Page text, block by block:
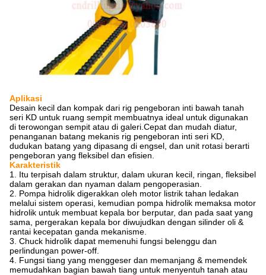
Aplikasi
Desain kecil dan kompak dari rig pengeboran inti bawah tanah
seri KD untuk ruang sempit membuatnya ideal untuk digunakan
di terowongan sempit atau di galeri.Cepat dan mudah diatur,
penanganan batang mekanis rig pengeboran inti seri KD,
dudukan batang yang dipasang di engsel, dan unit rotasi berarti
pengeboran yang fleksibel dan efisien.
Karakteristik
1. Itu terpisah dalam struktur, dalam ukuran kecil, ringan, fleksibel
dalam gerakan dan nyaman dalam pengoperasian.
2. Pompa hidrolik digerakkan oleh motor listrik tahan ledakan
melalui sistem operasi, kemudian pompa hidrolik memaksa motor
hidrolik untuk membuat kepala bor berputar, dan pada saat yang
sama, pergerakan kepala bor diwujudkan dengan silinder oli &
rantai kecepatan ganda mekanisme.
3. Chuck hidrolik dapat memenuhi fungsi belenggu dan
perlindungan power-off.
4. Fungsi tiang yang menggeser dan memanjang & memendek
memudahkan bagian bawah tiang untuk menyentuh tanah atau